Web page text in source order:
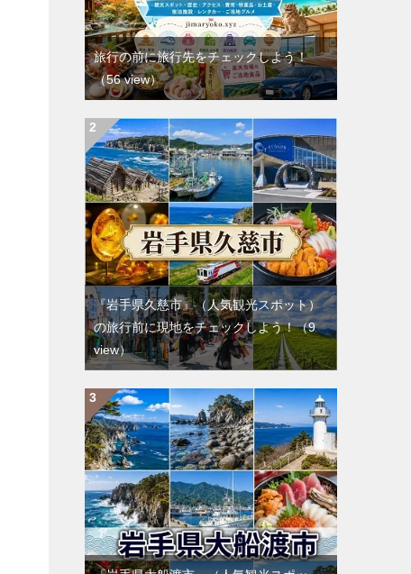
旅行の前に旅行先をチェックしよう！
（56 view）
『岩手県久慈市』（人気観光スポット）
の旅行前に現地をチェックしよう！（9
view）